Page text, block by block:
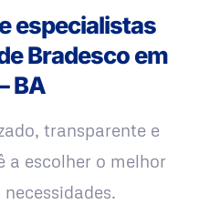
especialistas
Bradesco em
BA
transparente e
a escolher o melhor